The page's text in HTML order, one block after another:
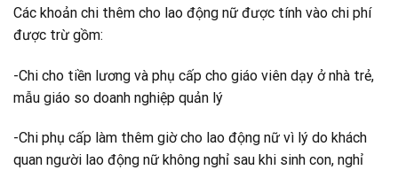
Các khoản chi thêm cho lao động nữ được tính vào chi phí
được trừ gồm:
-Chi cho tiền lương và phụ cấp cho giáo viên dạy ở nhà trẻ,
mẫu giáo so doanh nghiệp quản lý
-Chi phụ cấp làm thêm giờ cho lao động nữ vì lý do khách
quan người lao động nữ không nghỉ sau khi sinh con, nghỉ